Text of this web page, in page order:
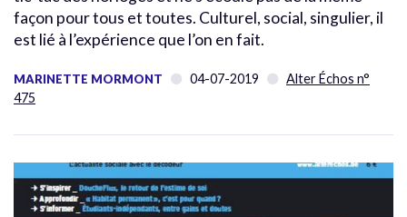
façon pour tous et toutes. Culturel, social, singulier, il
est lié à l’expérience que l’on en fait.
MARINETTE MORMONT 04-07-2019
Alter Échos n°
475